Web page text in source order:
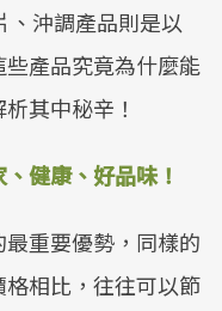
、沖調產品則是以
產品究竟為什麼能
其中秘辛！
健康、好品味！
重要優勢，同樣的
相比，往往可以節